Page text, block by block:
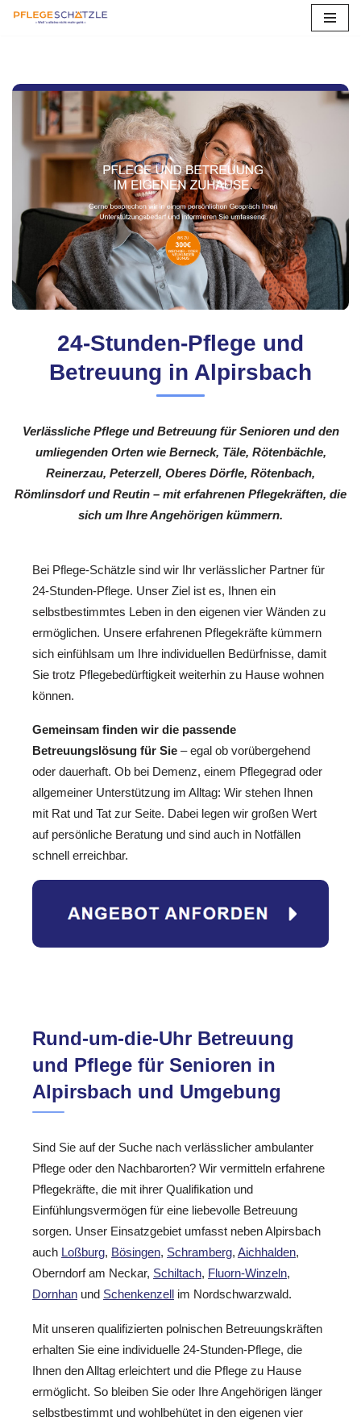
springen
24-Stunden-Pflege und
Betreuung in Alpirsbach
Verlässliche Pflege und Betreuung für Senioren und den
umliegenden Orten wie Berneck, Täle, Rötenbächle,
Reinerzau, Peterzell, Oberes Dörfle, Rötenbach,
Römlinsdorf und Reutin – mit erfahrenen Pflegekräften, die
sich um Ihre Angehörigen kümmern.
Bei Pflege-Schätzle sind wir Ihr verlässlicher Partner für
24-Stunden-Pflege. Unser Ziel ist es, Ihnen ein
selbstbestimmtes Leben in den eigenen vier Wänden zu
ermöglichen. Unsere erfahrenen Pflegekräfte kümmern
sich einfühlsam um Ihre individuellen Bedürfnisse, damit
Sie trotz Pflegebedürftigkeit weiterhin zu Hause wohnen
können.
Gemeinsam finden wir die passende
Betreuungslösung für Sie – egal ob vorübergehend
oder dauerhaft. Ob bei Demenz, einem Pflegegrad oder
allgemeiner Unterstützung im Alltag: Wir stehen Ihnen
mit Rat und Tat zur Seite. Dabei legen wir großen Wert
auf persönliche Beratung und sind auch in Notfällen
schnell erreichbar.
Rund-um-die-Uhr Betreuung
und Pflege für Senioren in
Alpirsbach und Umgebung
Sind Sie auf der Suche nach verlässlicher ambulanter
Pflege oder den Nachbarorten? Wir vermitteln erfahrene
Pflegekräfte, die mit ihrer Qualifikation und
Einfühlungsvermögen für eine liebevolle Betreuung
sorgen. Unser Einsatzgebiet umfasst neben Alpirsbach
auch Loßburg, Bösingen, Schramberg, Aichhalden,
Oberndorf am Neckar, Schiltach, Fluorn-Winzeln,
Dornhan und Schenkenzell im Nordschwarzwald.
Mit unseren qualifizierten polnischen Betreuungskräften
erhalten Sie eine individuelle 24-Stunden-Pflege, die
Ihnen den Alltag erleichtert und die Pflege zu Hause
ermöglicht. So bleiben Sie oder Ihre Angehörigen länger
selbstbestimmt und wohlbehütet in den eigenen vier